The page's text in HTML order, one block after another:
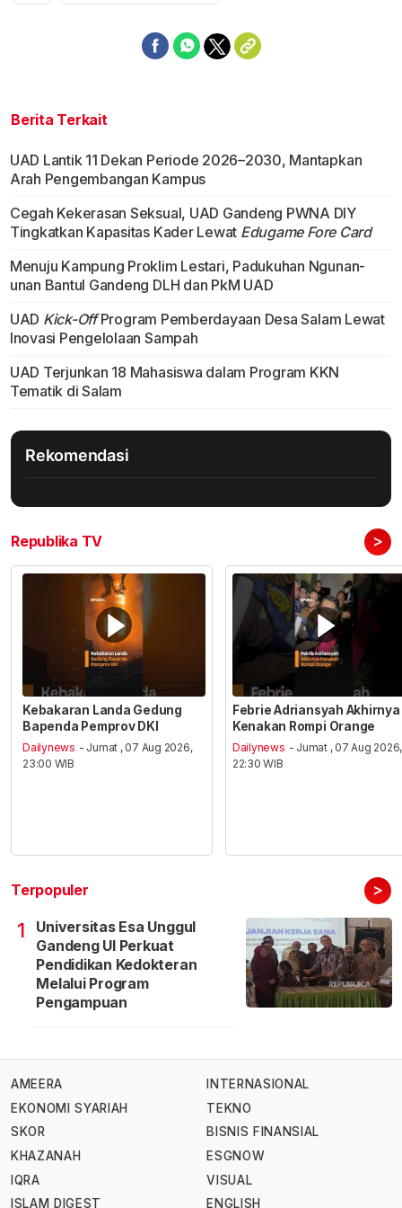
Berita Terkait
UAD Lantik 11 Dekan Periode 2026–2030, Mantapkan
Arah Pengembangan Kampus
Cegah Kekerasan Seksual, UAD Gandeng PWNA DIY
Tingkatkan Kapasitas Kader Lewat Edugame Fore Card
Menuju Kampung Proklim Lestari, Padukuhan Ngunan-
unan Bantul Gandeng DLH dan PkM UAD
UAD Kick-OffProgram Pemberdayaan Desa Salam Lewat
Inovasi Pengelolaan Sampah
UAD Terjunkan 18 Mahasiswa dalam Program KKN
Tematik di Salam
Rekomendasi
Republika TV >
Kebakaran Landa Gedung
Bapenda Pemprov DKI
Dailynews - Jumat , 07 Aug 2026,
23:00 WIB
Febrie Adriansyah Akhirnya
Kenakan Rompi Orange
Dailynews - Jumat , 07 Aug 2026,
22:30 WIB
Terpopuler >
1
Universitas Esa Unggul
Gandeng UI Perkuat
Pendidikan Kedokteran
Melalui Program
Pengampuan
AMEERA
EKONOMI SYARIAH
SKOR
KHAZANAH
IQRA
ISLAM DIGEST
INTERNASIONAL
TEKNO
BISNIS FINANSIAL
ESGNOW
VISUAL
ENGLISH